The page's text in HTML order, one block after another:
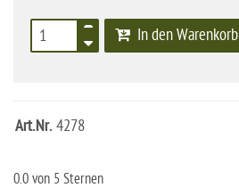
In den Warenkorb
Art.Nr.4278
0.0 von 5 Sternen